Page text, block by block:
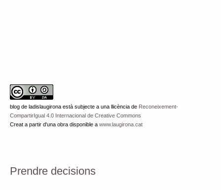
blog de ladislaugirona està subjecte a una llicència de Reconeixement-
CompartirIgual 4.0 Internacional de Creative Commons
Creat a partir d'una obra disponible a www.laugirona.cat
Prendre decisions